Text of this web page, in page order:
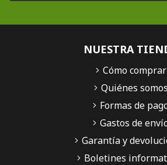
NUESTRA
Cómo comprar
Quiénes somos
Formas de
Gastos de
Garantía y
Boletines